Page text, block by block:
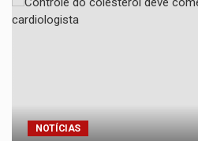
NOTÍCIAS